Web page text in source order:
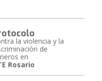
la violencia y la
de
en
Rosario